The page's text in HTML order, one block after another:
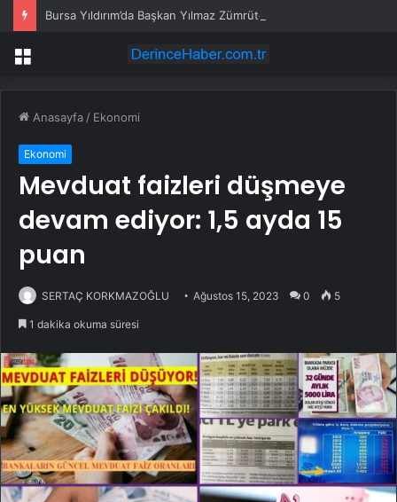
Menü
Anasayfa / Ekonomi
Ekonomi
Mevduat faizleri düşmeye
devam ediyor: 1,5 ayda 15
puan
SERTAÇ KORKMAZOĞLU Ağustos 15, 2023 0 5
1 dakika okuma süresi